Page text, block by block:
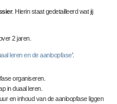
. Hierin staat gedetailleerd wat jij
2 jaren.
leren en de aanloopfase’.
organiseren.
in duaal leren.
en inhoud van de aanloopfase liggen